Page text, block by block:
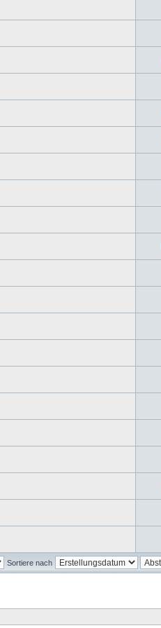
Sortiere nach